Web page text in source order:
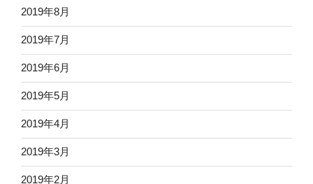
2019年8月
2019年7月
2019年6月
2019年5月
2019年4月
2019年3月
2019年2月